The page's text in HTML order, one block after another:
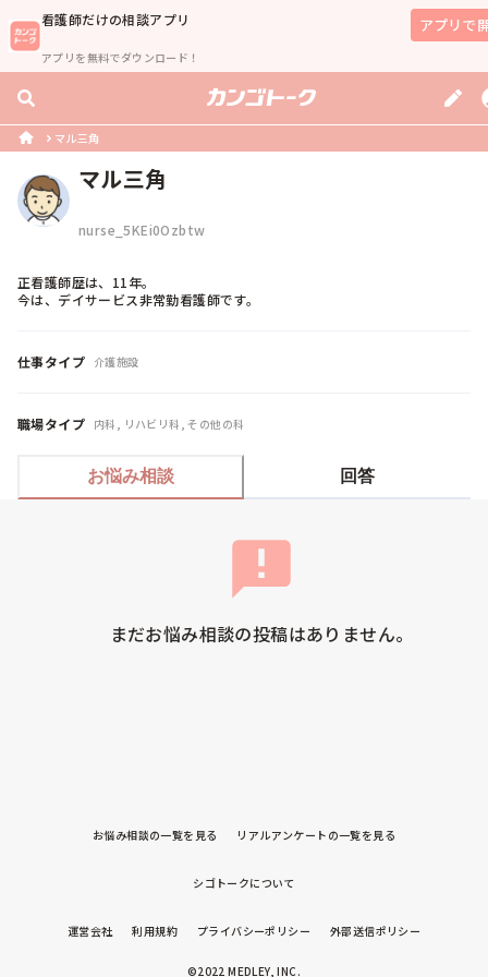
看護師だけの相談アプリ
アプリを無料でダウンロード！
アプリで
マル三角
マル三角
nurse_5KEi0Ozbtw
正看護師歴は、11年。
今は、デイサービス非常勤看護師です。
仕事タイプ 介護施設
職場タイプ 内科, リハビリ科, その他の科
お悩み相談 回答
まだお悩み相談の投稿はありません。
お悩み相談の一覧を見る リアルアンケートの一覧を見る
シゴトークについて
運営会社 利用規約 プライバシーポリシー 外部送信ポリシー
©2022 MEDLEY, INC.